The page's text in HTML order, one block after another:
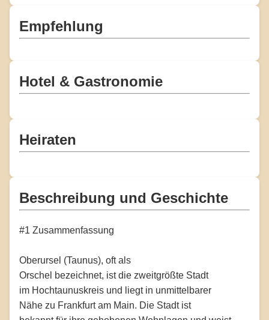
Empfehlung
Hotel & Gastronomie
Heiraten
Beschreibung und Geschichte
#1 Zusammenfassung
Oberursel (Taunus), oft als
Orschel bezeichnet, ist die zweitgrößte Stadt
im Hochtaunuskreis und liegt in unmittelbarer
Nähe zu Frankfurt am Main. Die Stadt ist